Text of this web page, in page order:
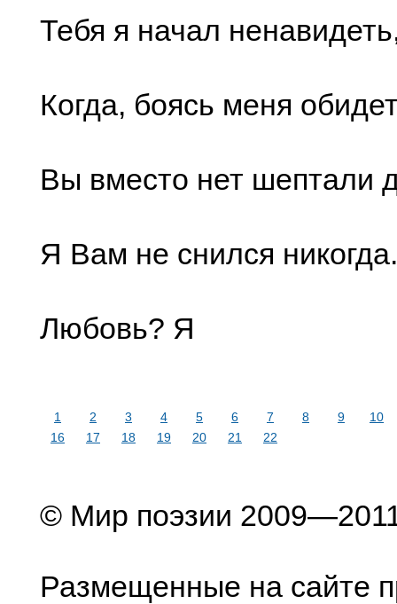
Тебя я начал
Когда, боясь меня
Вы вместо нет шептали
Я Вам не снился никогда.
Любовь? Я
1 2 3 4 5 6 7 8 9
10
16
17 18 19 20 21 22
© Мир поэзии
Размещенные на сайте